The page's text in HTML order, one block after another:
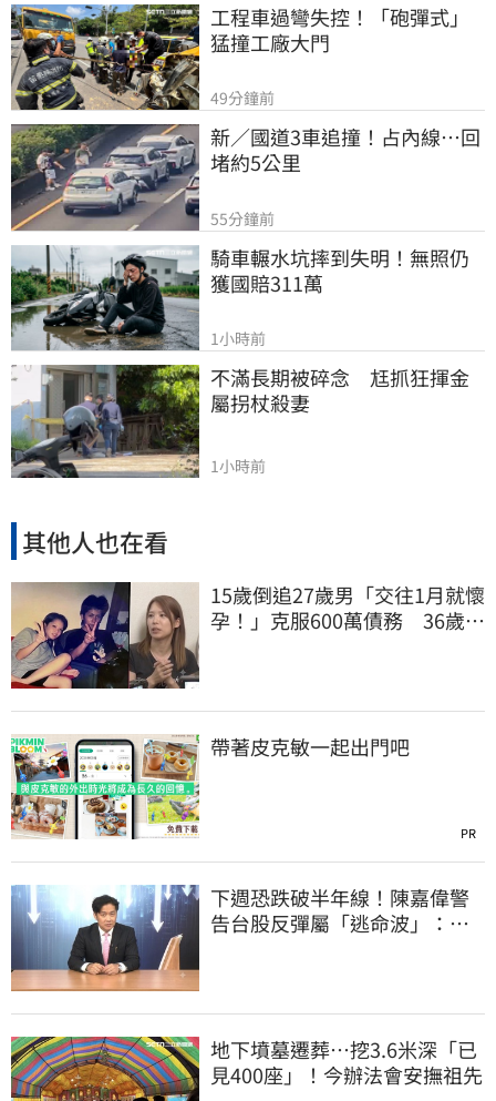
工程車過彎失控！「砲彈式」
猛撞工廠大門
49分鐘前
新／國道3車追撞！占內線…回
堵約5公里
55分鐘前
騎車輾水坑摔到失明！無照仍
獲國賠311萬
1小時前
不滿長期被碎念　尪抓狂揮金
屬拐杖殺妻
1小時前
其他人也在看
15歲倒追27歲男「交往1月就懷
孕！」克服600萬債務 36歲美
帶著皮克敏一起出門吧
PR
下週恐跌破半年線！陳嘉偉警
告台股反彈屬「逃命波」：空
地下墳墓遷葬…挖3.6米深「已
見400座」！今辦法會安撫祖先